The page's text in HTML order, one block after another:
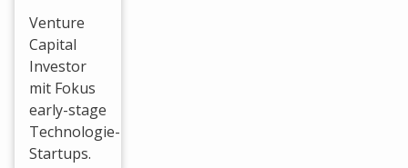
Venture
Capital
Investor
mit Fokus
early-stage
Technologie-
Startups.